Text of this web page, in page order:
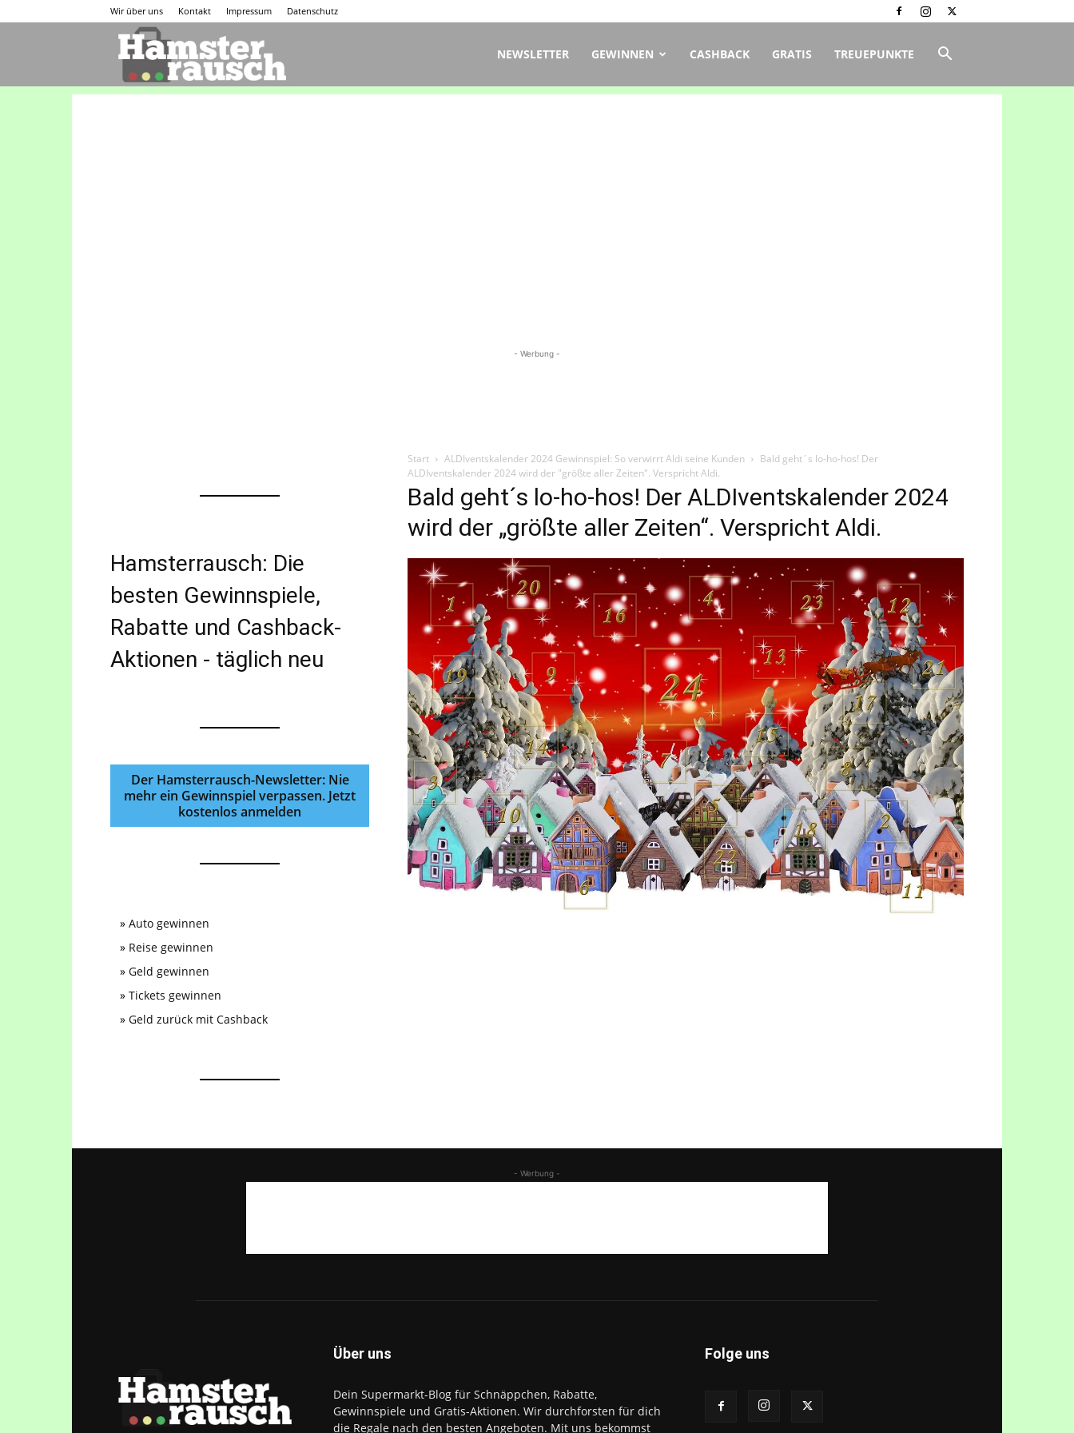
Wir über uns Kontakt Impressum Datenschutz
NEWSLETTER GEWINNEN CASHBACK GRATIS TREUEPUNKTE
- Werbung -
Start ALDIventskalender 2024 Gewinnspiel: So verwirrt Aldi seine Kunden
Bald geht´s lo-ho-hos! Der
ALDIventskalender 2024 wird der "größte aller Zeiten". Verspricht Aldi.
Bald geht´s lo-ho-hos! Der ALDIventskalender 2024
wird der „größte aller Zeiten“. Verspricht Aldi.
Hamsterrausch: Die
besten Gewinnspiele,
Rabatte und Cashback-
Aktionen - täglich neu
Der Hamsterrausch-Newsletter: Nie
mehr ein Gewinnspiel verpassen. Jetzt
kostenlos anmelden
» Auto gewinnen
» Reise gewinnen
» Geld gewinnen
» Tickets gewinnen
» Geld zurück mit Cashback
- Werbung -
Über uns
Dein Supermarkt-Blog für Schnäppchen, Rabatte,
Gewinnspiele und Gratis-Aktionen. Wir durchforsten für dich
die Regale nach den besten Angeboten. Mit uns bekommst
Folge uns